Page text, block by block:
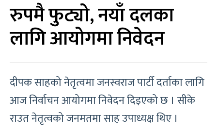
रुपमै फुट्यो, नयाँ दलका
लागि आयोगमा निवेदन
दीपक साहको नेतृत्वमा जनस्वराज पार्टी दर्ताका लागि
आज निर्वाचन आयोगमा निवेदन दिइएको छ । सीके
राउत नेतृत्वको जनमतमा साह उपाध्यक्ष थिए ।